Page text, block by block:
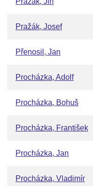
Pražák, Josef
Přenosil, Jan
Procházka, Adolf
Procházka, Bohuš
Procházka, František
Procházka, Jan
Procházka, Vladimír